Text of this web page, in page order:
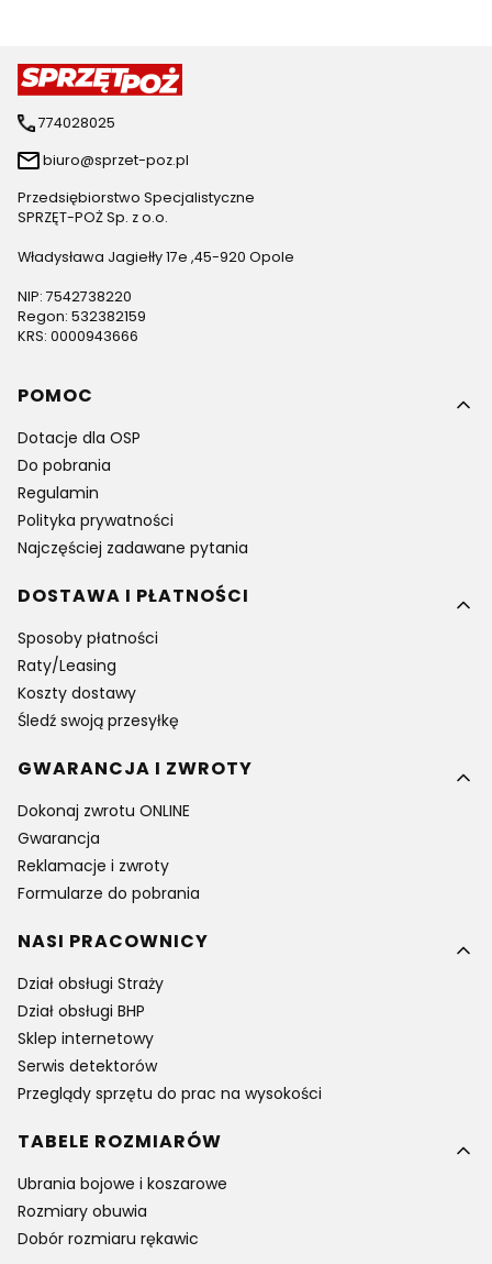
774028025
biuro@sprzet-poz.pl
Przedsiębiorstwo Specjalistyczne
SPRZĘT-POŻ Sp. z o.o.
Władysława Jagiełły 17e ,45-920 Opole
NIP: 7542738220
Regon: 532382159
KRS: 0000943666
Linki w stopce
POMOC
Dotacje dla OSP
Do pobrania
Regulamin
Polityka prywatności
Najczęściej zadawane pytania
DOSTAWA I PŁATNOŚCI
Sposoby płatności
Raty/Leasing
Koszty dostawy
Śledź swoją przesyłkę
GWARANCJA I ZWROTY
Dokonaj zwrotu ONLINE
Gwarancja
Reklamacje i zwroty
Formularze do pobrania
NASI PRACOWNICY
Dział obsługi Straży
Dział obsługi BHP
Sklep internetowy
Serwis detektorów
Przeglądy sprzętu do prac na wysokości
TABELE ROZMIARÓW
Ubrania bojowe i koszarowe
Rozmiary obuwia
Dobór rozmiaru rękawic